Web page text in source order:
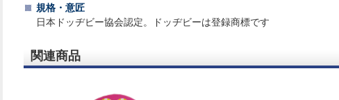
規格・意匠
日本ドッヂビー協会認定。ドッヂビーは登録商標です
関連商品